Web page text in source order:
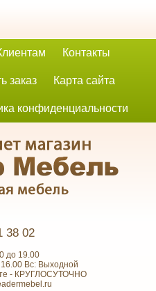
Контакты
заказ Карта сайта
конфиденциальности
38 02
до 19.00
Вс: Выходной
- КРУГЛОСУТОЧНО